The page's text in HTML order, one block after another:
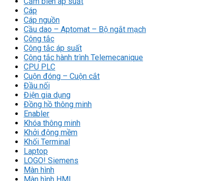
Cáp
Cáp nguồn
Cầu dao – Aptomat – Bộ ngắt mạch
Công tắc
Công tắc áp suất
Công tắc hành trình Telemecanique
CPU PLC
Cuộn đóng – Cuộn cắt
Đầu nối
Điện gia dụng
Đồng hồ thông minh
Enabler
Khóa thông minh
Khởi động mềm
Khối Terminal
Laptop
LOGO! Siemens
Màn hình
Màn hình HMI